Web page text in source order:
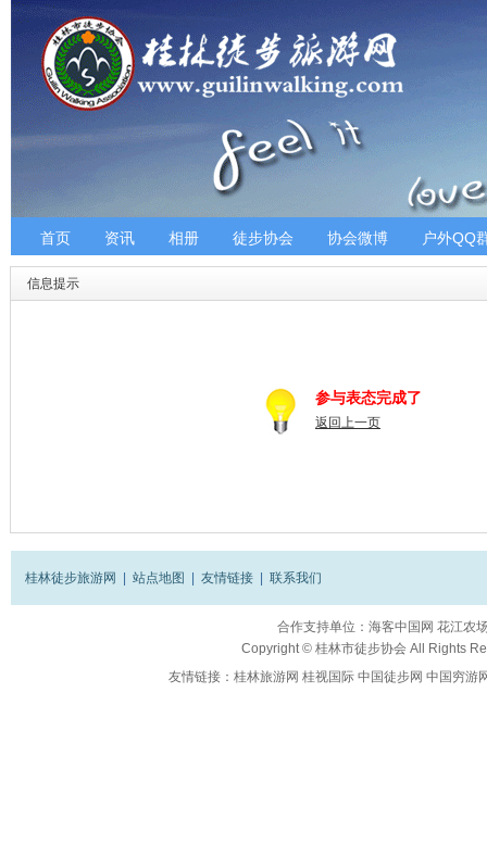
首页 资讯 相册 徒步协会 协会微博 户外QQ
信息提示
参与表态完成了
返回上一页
桂林徒步旅游网 站点地图 友情链接 联系我们
合作支持单位： 海客中国网 花江农
Copyright © 桂林市徒步协会All Rights
友情链接： 桂林旅游网 桂视国际 中国徒步网 中国穷游